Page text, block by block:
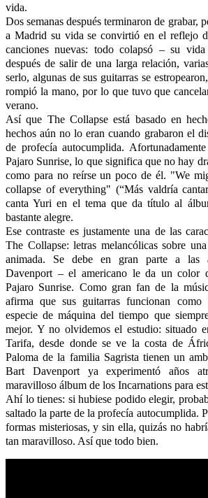
vida.
Dos semanas después terminaron de grabar,
a Madrid su vida se convirtió en el reflejo
canciones nuevas: todo colapsó – su
después de salir de una larga relación,
serlo, algunas de sus guitarras se
rompió la mano, por lo que tuvo que
verano.
Así que The Collapse está basado en
hechos aún no lo eran cuando grabaron el
de profecía autocumplida.
Pajaro Sunrise, lo que significa que no hay
como para no reírse un poco de él. "We
collapse of everything" (“Más valdría
canta Yuri en el tema que da título al
bastante alegre.
Ese contraste es justamente una de las
The Collapse: letras melancólicas sobre
animada. Se debe en gran parte a las
Davenport – el americano le da un color
Pajaro Sunrise. Como gran fan de la
afirma que sus guitarras funcionan
especie de máquina del tiempo que
mejor. Y no olvidemos el estudio: situado
Tarifa, desde donde se ve la costa de
Paloma de la familia Sagrista tienen un
Bart Davenport ya experimentó años
maravilloso álbum de los Incarnations para
Ahí lo tienes: si hubiese podido elegir,
saltado la parte de la profecía autocumplida.
formas misteriosas, y sin ella, quizás no
tan maravilloso. Así que todo bien.